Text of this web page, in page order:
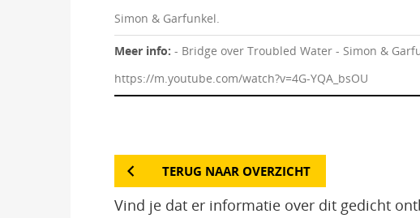
Simon & Garfunkel.
Meer info: - Bridge over Troubled Water - Simon &
https://m.youtube.com/watch?v=4G-YQA_bsOU
TERUG NAAR OVERZICHT
Vind je dat er informatie over dit gedicht